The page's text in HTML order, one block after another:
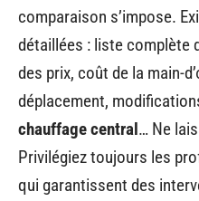
comparaison s’impose.
détaillées : liste complète
des prix, coût de la main-
déplacement,
chauffage central… Ne
Privilégiez toujours les
qui garantissent des